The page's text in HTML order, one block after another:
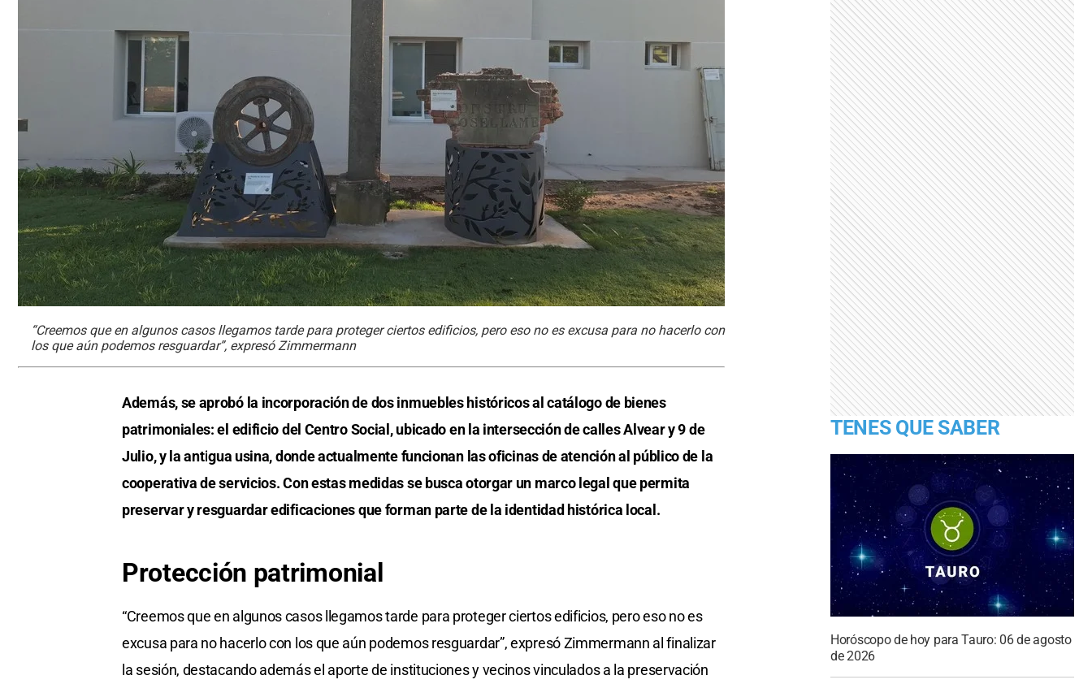
“Creemos que en algunos casos llegamos tarde para proteger ciertos edificios, pero eso no es excusa para no hacerlo con
los que aún podemos resguardar”, expresó Zimmermann
Además, se aprobó la incorporación de dos inmuebles históricos al catálogo de bienes
patrimoniales: el edificio del Centro Social, ubicado en la intersección de calles Alvear y 9 de
Julio, y la antigua usina, donde actualmente funcionan las oficinas de atención al público de la
cooperativa de servicios. Con estas medidas se busca otorgar un marco legal que permita
preservar y resguardar edificaciones que forman parte de la identidad histórica local.
Protección patrimonial
“Creemos que en algunos casos llegamos tarde para proteger ciertos edificios, pero eso no es
excusa para no hacerlo con los que aún podemos resguardar”, expresó Zimmermann al finalizar
la sesión, destacando además el aporte de instituciones y vecinos vinculados a la preservación
TENES QUE SABER
Horóscopo de hoy para Tauro: 06 de agosto
de 2026